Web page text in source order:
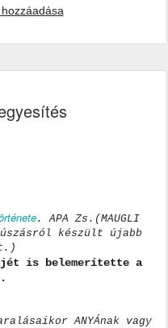
. APA Zs. (MAUGLI
készült újabb
is belemerítette a
ANYÁnak vagy